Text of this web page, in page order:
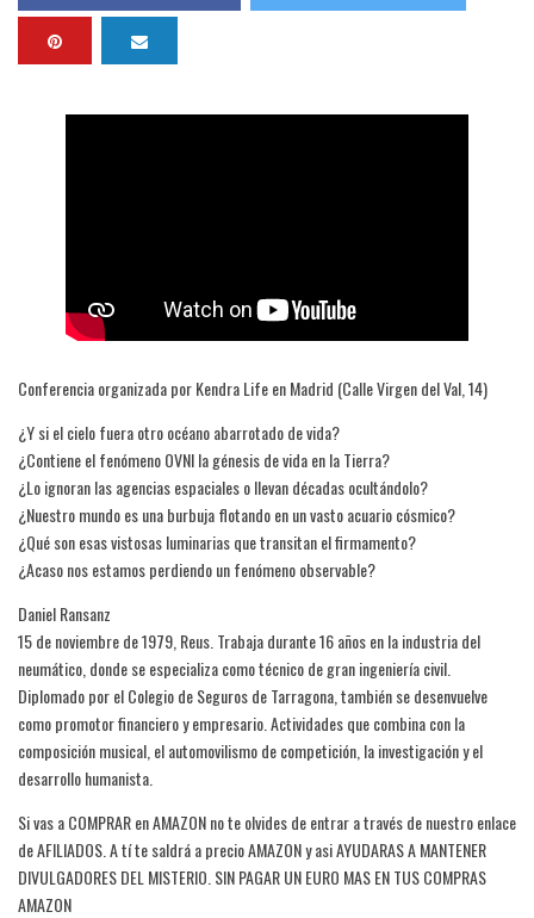
Conferencia organizada por Kendra Life en Madrid (Calle Virgen del Val, 14)
¿Y si el cielo fuera otro océano abarrotado de vida?
¿Contiene el fenómeno OVNI la génesis de vida en la Tierra?
¿Lo ignoran las agencias espaciales o llevan décadas ocultándolo?
¿Nuestro mundo es una burbuja flotando en un vasto acuario cósmico?
¿Qué son esas vistosas luminarias que transitan el firmamento?
¿Acaso nos estamos perdiendo un fenómeno observable?
Daniel Ransanz
15 de noviembre de 1979, Reus. Trabaja durante 16 años en la industria del
neumático, donde se especializa como técnico de gran ingeniería civil.
Diplomado por el Colegio de Seguros de Tarragona, también se desenvuelve
como promotor financiero y empresario. Actividades que combina con la
composición musical, el automovilismo de competición, la investigación y el
desarrollo humanista.
Si vas a COMPRAR en AMAZON no te olvides de entrar a través de nuestro enlace
de AFILIADOS. A tí te saldrá a precio AMAZON y asi AYUDARAS A MANTENER
DIVULGADORES DEL MISTERIO. SIN PAGAR UN EURO MAS EN TUS COMPRAS
AMAZON